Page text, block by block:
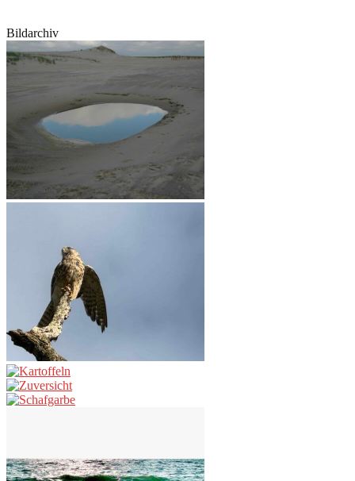
Bildarchiv